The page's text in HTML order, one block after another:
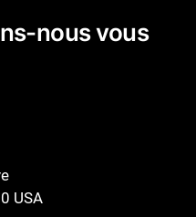
nous vous
USA